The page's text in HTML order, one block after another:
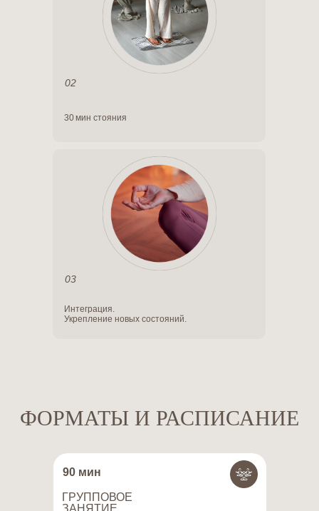
30 мин стояния
02
Интеграция.
Укрепление новых состояний.
03
ФОРМАТЫ И РАСПИСАНИЕ
ГРУППОВОЕ
ЗАНЯТИЕ
90 мин